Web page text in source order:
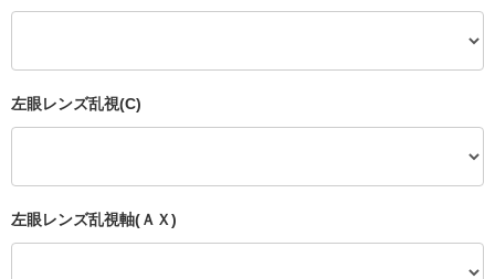
左眼レンズ乱視(C)
左眼レンズ乱視軸(ＡＸ)